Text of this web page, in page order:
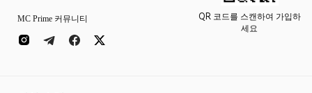
MC Prime 커뮤니티
QR 코드를 스캔하여 가입하
세요